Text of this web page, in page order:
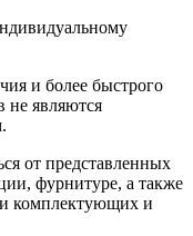
и более быстрого
не являются
от представленных
фурнитуре, а также
комплектующих и